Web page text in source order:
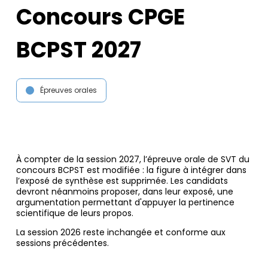
Concours CPGE
BCPST 2027
Épreuves orales
À compter de la session 2027, l’épreuve orale de SVT du
concours BCPST est modifiée : la figure à intégrer dans
l’exposé de synthèse est supprimée. Les candidats
devront néanmoins proposer, dans leur exposé, une
argumentation permettant d'appuyer la pertinence
scientifique de leurs propos.
La session 2026 reste inchangée et conforme aux
sessions précédentes.